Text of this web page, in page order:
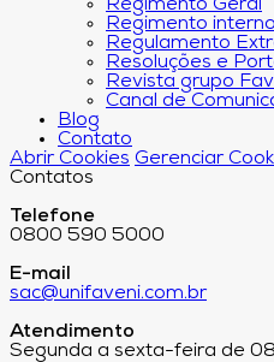
Regimento Geral
Regimento interno
Regulamento
Resoluções e
Revista grupo
Canal de
Blog
Contato
Abrir Cookies Gerenciar
Contatos
Telefone
0800 590 5000
E-mail
sac@unifaveni.com.br
Atendimento
Segunda a sexta-feira de